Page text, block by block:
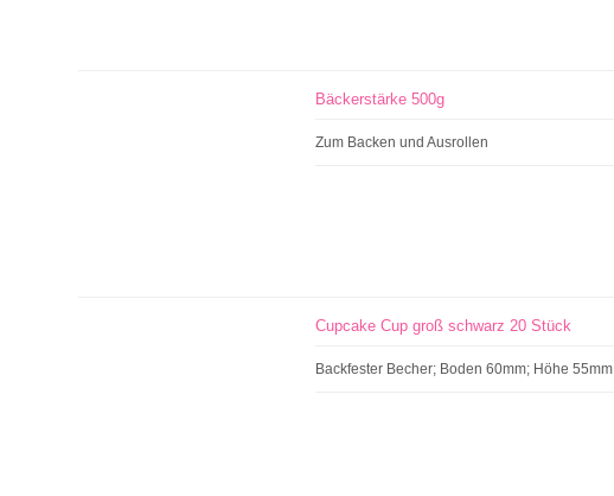
Bäckerstärke 500g
Zum Backen und Ausrollen
Cupcake Cup groß schwarz 20 Stück
Backfester Becher; Boden 60mm; Höhe 55mm